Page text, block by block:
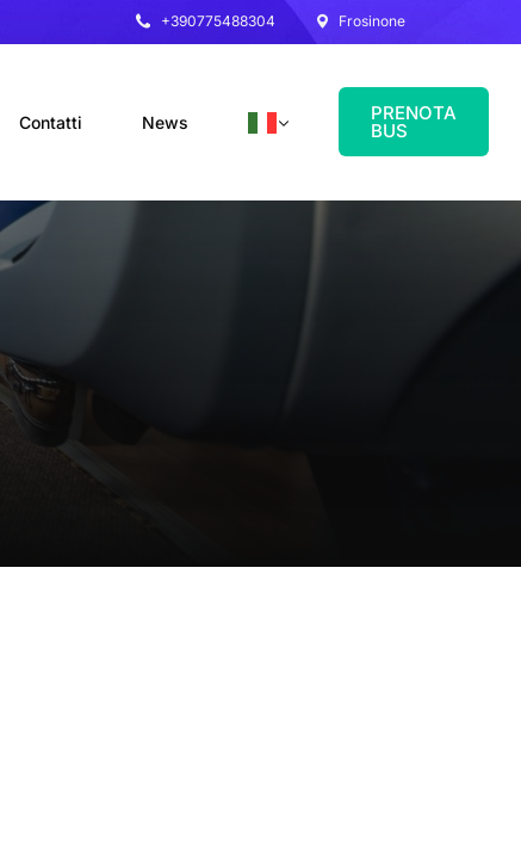
+390775488304 Frosinone
Contatti News PRENOTA
BUS